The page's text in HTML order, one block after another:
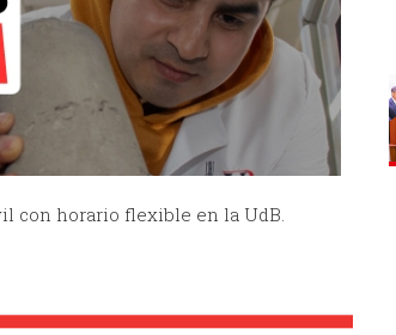
con horario flexible en la UdB.